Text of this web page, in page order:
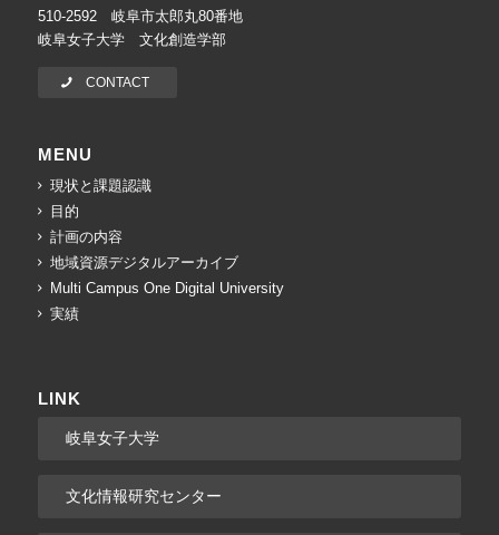
510-2592 岐阜市太郎丸80番地
岐阜女子大学 文化創造学部
CONTACT
MENU
現状と課題認識
目的
計画の内容
地域資源デジタルアーカイブ
Multi Campus One Digital University
実績
LINK
岐阜女子大学
文化情報研究センター